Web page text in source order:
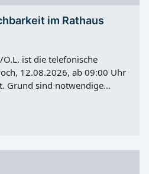
im Rathaus
ist die telefonische
12.08.2026, ab 09:00 Uhr
Grund sind notwendige
kann zeitweise nicht
Anrufe ein- oder ausgehen.
E-Mail oder über die digitalen
Stadtverwaltung